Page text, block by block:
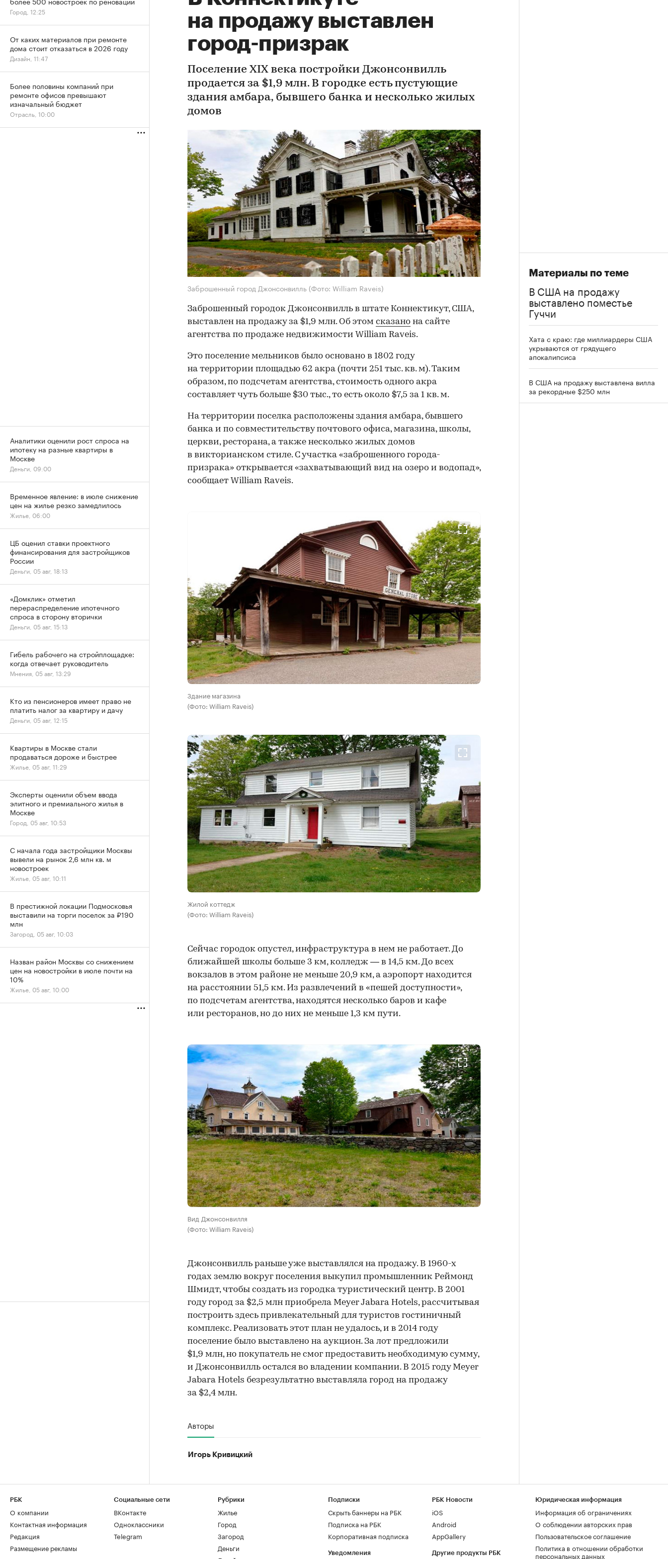
на продажу выставлен
город-призрак
Поселение XIX века постройки Джонсонвилль
продается за $1,9 млн. В городке есть пустующие
здания амбара, бывшего банка и несколько жилых
домов
Заброшенный город Джонсонвилль (Фото: William Raveis)
Заброшенный городок Джонсонвилль в штате Коннектикут, США,
выставлен на продажу за $1,9 млн. Об этом сказано на сайте
агентства по продаже недвижимости William Raveis.
Это поселение мельников было основано в 1802 году
на территории площадью 62 акра (почти 251 тыс. кв. м). Таким
образом, по подсчетам агентства, стоимость одного акра
составляет чуть больше $30 тыс., то есть около $7,5 за 1 кв. м.
На территории поселка расположены здания амбара, бывшего
банка и по совместительству почтового офиса, магазина, школы,
церкви, ресторана, а также несколько жилых домов
в викторианском стиле. С участка «заброшенного города-
призрака» открывается «захватывающий вид на озеро и водопад»,
сообщает William Raveis.
Здание магазина
(Фото: William Raveis)
Жилой коттедж
(Фото: William Raveis)
Сейчас городок опустел, инфраструктура в нем не работает. До
ближайшей школы больше 3 км, колледж — в 14,5 км. До всех
вокзалов в этом районе не меньше 20,9 км, а аэропорт находится
на расстоянии 51,5 км. Из развлечений в «пешей доступности»,
по подсчетам агентства, находятся несколько баров и кафе
или ресторанов, но до них не меньше 1,3 км пути.
Вид Джонсонвилля
(Фото: William Raveis)
Джонсонвилль раньше уже выставлялся на продажу. В 1960-х
годах землю вокруг поселения выкупил промышленник Реймонд
Шмидт, чтобы создать из городка туристический центр. В 2001
году город за $2,5 млн приобрела Meyer Jabara Hotels, рассчитывая
построить здесь привлекательный для туристов гостиничный
комплекс. Реализовать этот план не удалось, и в 2014 году
поселение было выставлено на аукцион. За лот предложили
$1,9 млн, но покупатель не смог предоставить необходимую сумму,
и Джонсонвилль остался во владении компании. В 2015 году Meyer
Jabara Hotels безрезультатно выставляла город на продажу
за $2,4 млн.
Авторы
Игорь Кривицкий
Материалы по теме
В США на продажу
выставлено поместье
Гуччи
Хата с краю: где миллиардеры США
укрываются от грядущего
апокалипсиса
В США на продажу выставлена вилла
за рекордные $250 млн
Город, 12:25
От каких материалов при ремонте
дома стоит отказаться в 2026 году
Дизайн, 11:47
Более половины компаний при
ремонте офисов превышают
изначальный бюджет
Отрасль, 10:00
Аналитики оценили рост спроса на
ипотеку на разные квартиры в
Москве
Деньги, 09:00
Временное явление: в июле снижение
цен на жилье резко замедлилось
Жилье, 06:00
ЦБ оценил ставки проектного
финансирования для застройщиков
России
Деньги, 05 авг, 18:13
«Домклик» отметил
перераспределение ипотечного
спроса в сторону вторички
Деньги, 05 авг, 15:13
Гибель рабочего на стройплощадке:
когда отвечает руководитель
Мнения, 05 авг, 13:29
Кто из пенсионеров имеет право не
платить налог за квартиру и дачу
Деньги, 05 авг, 12:15
Квартиры в Москве стали
продаваться дороже и быстрее
Жилье, 05 авг, 11:29
Эксперты оценили объем ввода
элитного и премиального жилья в
Москве
Город, 05 авг, 10:53
С начала года застройщики Москвы
вывели на рынок 2,6 млн кв. м
новостроек
Жилье, 05 авг, 10:11
В престижной локации Подмосковья
выставили на торги поселок за ₽190
млн
Загород, 05 авг, 10:03
Назван район Москвы со снижением
цен на новостройки в июле почти на
10%
Жилье, 05 авг, 10:00
РБК
О компании
Контактная информация
Редакция
Размещение рекламы
Социальные сети
ВКонтакте
Одноклассники
Telegram
Рубрики
Жилье
Город
Загород
Деньги
Подписки
Скрыть баннеры на РБК
Подписка на РБК
Корпоративная подписка
Уведомления
РБК Новости
iOS
Android
AppGallery
Другие продукты РБК
Юридическая информация
Информация об ограничениях
О соблюдении авторских прав
Пользовательское соглашение
Политика в отношении обработки
персональных данных